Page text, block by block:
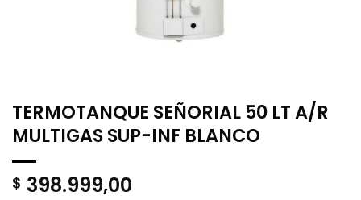
TERMOTANQUE SEÑORIAL 50 LT A/R
MULTIGAS SUP-INF BLANCO
$ 398.999,00